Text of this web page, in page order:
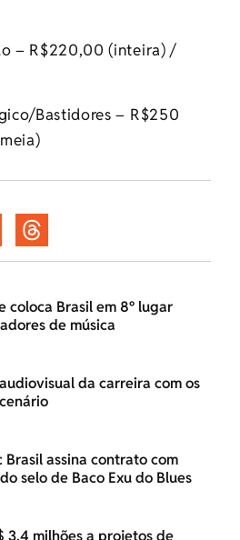
– R$220,00 (inteira) /
Bastidores – R$250
coloca Brasil em 8º lugar
de música
da carreira com os
Brasil assina contrato com
selo de Baco Exu do Blues
3,4 milhões a projetos de